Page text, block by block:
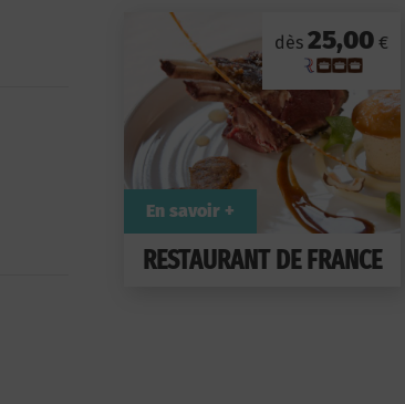
RESTAURANT DE FRANCE
dès 25,00 €
En savoir +